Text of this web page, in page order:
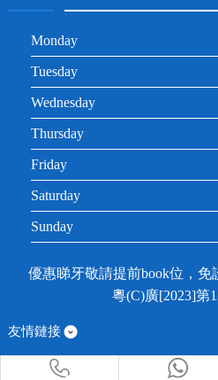
Monday
Tuesday
Wednesday
Thursday
Friday
Saturday
Sunday
優惠睇牙敬請提前book位，免
粵(C)廣[2023]第
友情鏈接